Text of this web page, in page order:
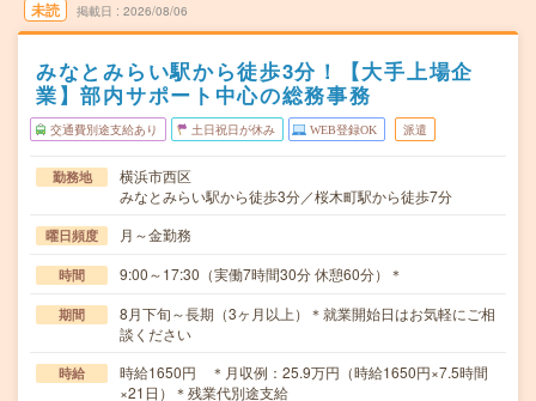
未読 掲載日 2026/08/06
みなとみらい駅から徒歩3分！【大手上場企
業】部内サポート中心の総務事務
交通費別途支給あり 土日祝日が休み WEB登録OK 派遣
勤務地
横浜市西区
みなとみらい駅から徒歩3分／桜木町駅から徒歩7分
曜日頻度 月～金勤務
時間 9:00～17:30（実働7時間30分 休憩60分）＊
期間
8月下旬～長期（3ヶ月以上）＊就業開始日はお気軽にご相
談ください
時給
時給1650円 ＊月収例：25.9万円（時給1650円×7.5時間
×21日）＊残業代別途支給